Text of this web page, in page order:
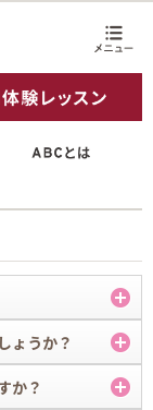
れずにお持ち帰りく
ご用意もございま
ょうか？
での作業となるた
か？